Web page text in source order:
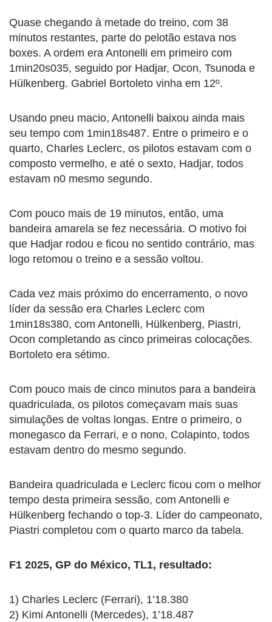
Quase chegando à metade do treino, com 38
minutos restantes, parte do pelotão estava nos
boxes. A ordem era Antonelli em primeiro com
1min20s035, seguido por Hadjar, Ocon, Tsunoda e
Hülkenberg. Gabriel Bortoleto vinha em 12º.
Usando pneu macio, Antonelli baixou ainda mais
seu tempo com 1min18s487. Entre o primeiro e o
quarto, Charles Leclerc, os pilotos estavam com o
composto vermelho, e até o sexto, Hadjar, todos
estavam n0 mesmo segundo.
Com pouco mais de 19 minutos, então, uma
bandeira amarela se fez necessária. O motivo foi
que Hadjar rodou e ficou no sentido contrário, mas
logo retomou o treino e a sessão voltou.
Cada vez mais próximo do encerramento, o novo
líder da sessão era Charles Leclerc com
1min18s380, com Antonelli, Hülkenberg, Piastri,
Ocon completando as cinco primeiras colocações.
Bortoleto era sétimo.
Com pouco mais de cinco minutos para a bandeira
quadriculada, os pilotos começavam mais suas
simulações de voltas longas. Entre o primeiro, o
monegasco da Ferrari, e o nono, Colapinto, todos
estavam dentro do mesmo segundo.
Bandeira quadriculada e Leclerc ficou com o melhor
tempo desta primeira sessão, com Antonelli e
Hülkenberg fechando o top-3. Líder do campeonato,
Piastri completou com o quarto marco da tabela.
F1 2025, GP do México, TL1, resultado:
1) Charles Leclerc (Ferrari), 1’18.380
2) Kimi Antonelli (Mercedes), 1’18.487